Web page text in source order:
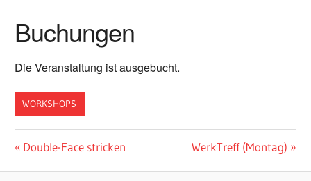
Buchungen
Die Veranstaltung ist ausgebucht.
WORKSHOPS
Beitragsnavigation
Vorheriger
Double-Face stricken
Nächster
WerkTreff (Montag)